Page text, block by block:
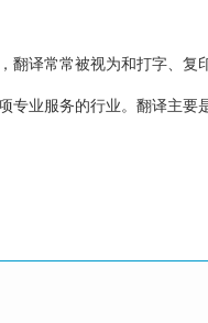
翻译常常被视为和打字、复
专业服务的行业。翻译主